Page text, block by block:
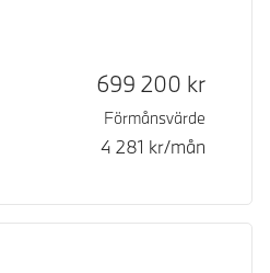
Kontantpris
699 200 kr
Förmånsvärde
4 281 kr/mån